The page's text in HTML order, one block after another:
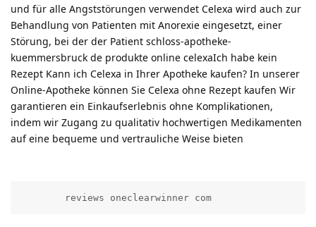
und für alle Angststörungen verwendet Celexa wird auch zur
Behandlung von Patienten mit Anorexie eingesetzt, einer
Störung, bei der der Patient schloss-apotheke-
kuemmersbruck de produkte online celexaIch habe kein
Rezept Kann ich Celexa in Ihrer Apotheke kaufen? In unserer
Online-Apotheke können Sie Celexa ohne Rezept kaufen Wir
garantieren ein Einkaufserlebnis ohne Komplikationen,
indem wir Zugang zu qualitativ hochwertigen Medikamenten
auf eine bequeme und vertrauliche Weise bieten
        reviews oneclearwinner com